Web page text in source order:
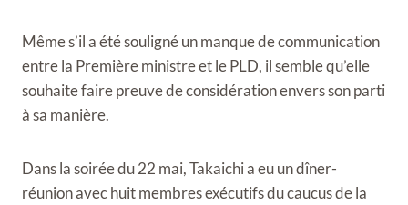
Même s’il a été souligné un manque de communication
entre la Première ministre et le PLD, il semble qu’elle
souhaite faire preuve de considération envers son parti
à sa manière.
Dans la soirée du 22 mai, Takaichi a eu un dîner-
réunion avec huit membres exécutifs du caucus de la